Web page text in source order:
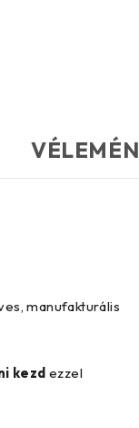
manufakturális
kezd ezzel